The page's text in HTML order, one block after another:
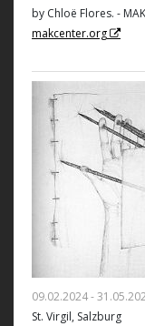
by Chloë Flores. -
makcenter.org
09.02.2024 -
St. Virgil, Salzburg